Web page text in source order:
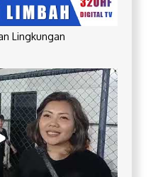
Lingkungan